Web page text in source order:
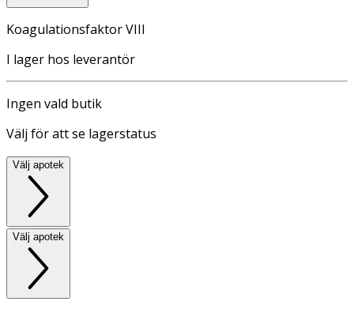
Koagulationsfaktor VIII
I lager hos leverantör
Ingen vald butik
Välj för att se lagerstatus
Välj apotek
Välj apotek